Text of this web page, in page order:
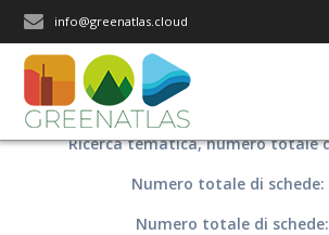
info@greenatlas.cloud
Ricerca tematica, numero totale
Numero totale di schede:
Numero totale di